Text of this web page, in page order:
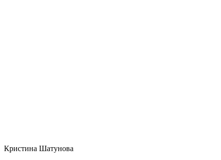
Кристина Шатунова